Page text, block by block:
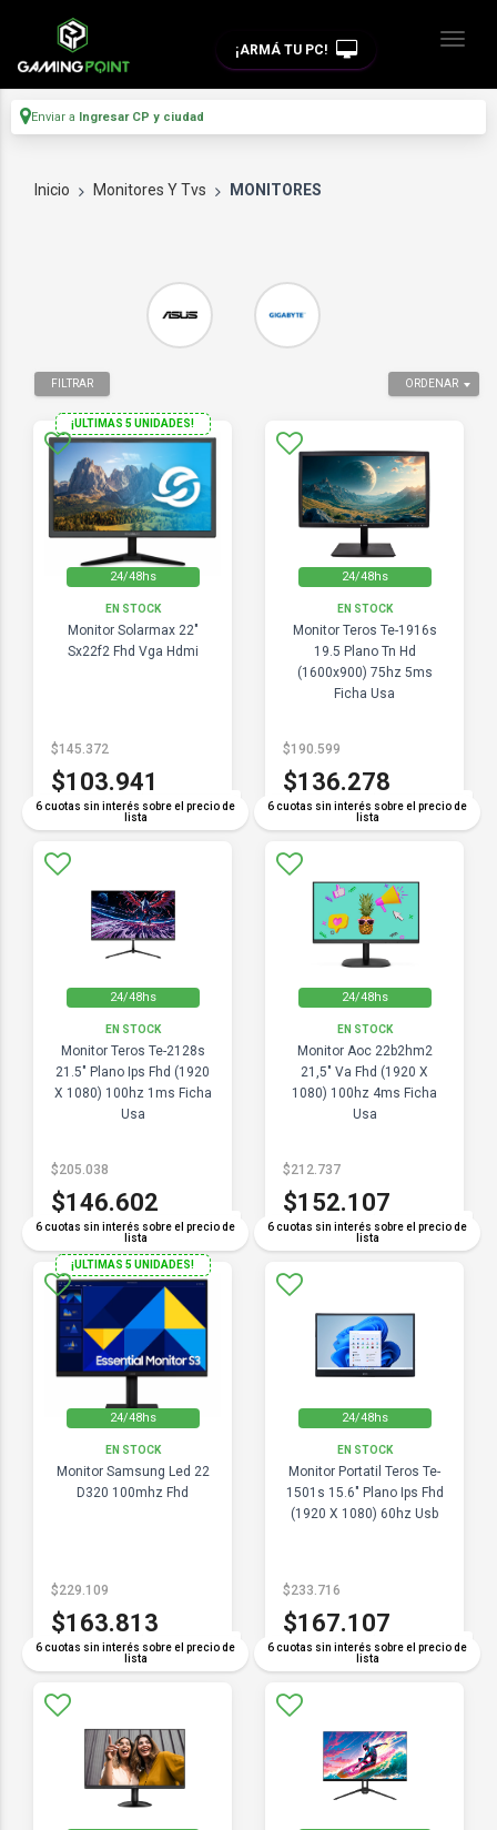
¡ARMÁ TU PC!
Enviar a Ingresar CP y ciudad
Inicio Monitores Y Tvs MONITORES
ORDENAR
FILTRAR
24/48hs
¡ULTIMAS 5 UNIDADES!
EN STOCK
Monitor Solarmax 22"
Sx22f2 Fhd Vga Hdmi
6 cuotas sin interés sobre el precio de
lista
$145.372
$103.941
COMPARAR
24/48hs
EN STOCK
Monitor Teros Te-1916s
19.5 Plano Tn Hd
(1600x900) 75hz 5ms
Ficha Usa
6 cuotas sin interés sobre el precio de
lista
$190.599
$136.278
COMPARAR
24/48hs
EN STOCK
Monitor Teros Te-2128s
21.5" Plano Ips Fhd (1920
X 1080) 100hz 1ms Ficha
Usa
6 cuotas sin interés sobre el precio de
lista
$205.038
$146.602
COMPARAR
24/48hs
EN STOCK
Monitor Aoc 22b2hm2
21,5" Va Fhd (1920 X
1080) 100hz 4ms Ficha
Usa
6 cuotas sin interés sobre el precio de
lista
$212.737
$152.107
COMPARAR
24/48hs
¡ULTIMAS 5 UNIDADES!
EN STOCK
Monitor Samsung Led 22
D320 100mhz Fhd
6 cuotas sin interés sobre el precio de
lista
$229.109
$163.813
COMPARAR
24/48hs
EN STOCK
Monitor Portatil Teros Te-
1501s 15.6" Plano Ips Fhd
(1920 X 1080) 60hz Usb
6 cuotas sin interés sobre el precio de
lista
$233.716
$167.107
COMPARAR